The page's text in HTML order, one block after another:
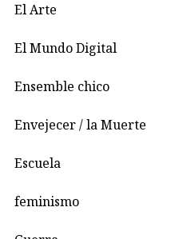
El Arte
El Mundo Digital
Ensemble chico
Envejecer / la Muerte
Escuela
feminismo